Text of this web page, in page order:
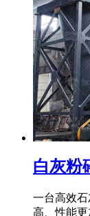
白灰粉
一台高效
高、性能更